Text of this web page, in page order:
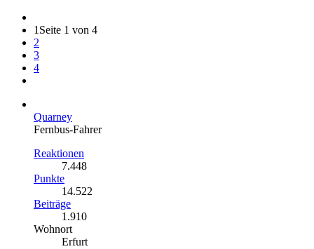
1 Seite 1 von 4
2
3
4
Quarney
Fernbus-Fahrer
Reaktionen
7.448
Punkte
14.522
Beiträge
1.910
Wohnort
Erfurt